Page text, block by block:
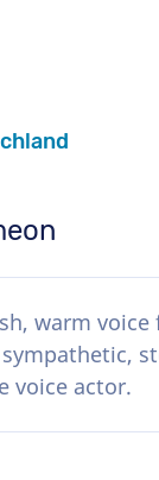
warm voice
sympathetic,
voice actor.